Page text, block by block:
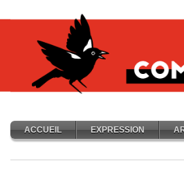
ACCUEIL EXPRESSION